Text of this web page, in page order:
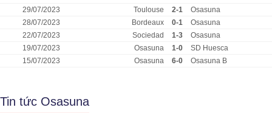
29/07/2023
Toulouse 2-1
Osasuna
28/07/2023
Bordeaux 0-1
Osasuna
22/07/2023
Sociedad 1-3
Osasuna
19/07/2023
Osasuna 1-0
SD Huesca
15/07/2023
Osasuna 6-0 Osasuna B
Tin tức Osasuna